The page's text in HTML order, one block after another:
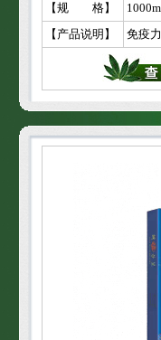
【规 格】
【产品说明】